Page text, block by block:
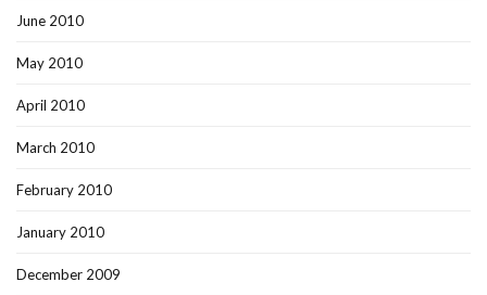
June 2010
May 2010
April 2010
March 2010
February 2010
January 2010
December 2009